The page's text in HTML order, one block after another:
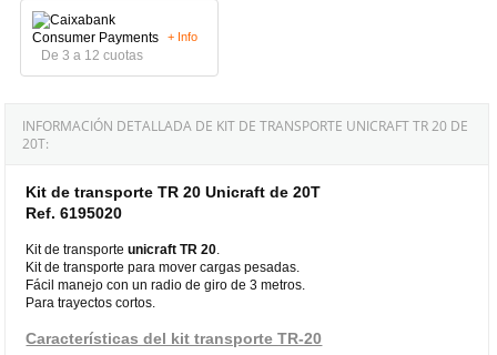
De 3 a 12 cuotas
+ Info
INFORMACIÓN DETALLADA DE KIT DE TRANSPORTE UNICRAFT TR 20 DE
20T:
Kit de transporte TR 20 Unicraft de 20T
Ref. 6195020
Kit de transporteunicraft TR 20
Kit de transporte para mover cargas pesadas.
Fácil manejo con un radio de giro de 3 metros.
Para trayectos cortos.
Características del kit transporte TR-20